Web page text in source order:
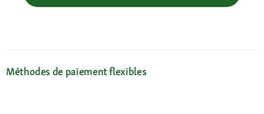
Méthodes de paiement flexibles